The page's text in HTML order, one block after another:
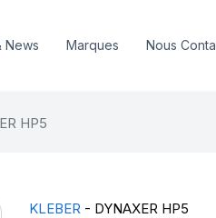
News Marques Nous
HP5
KLEBER - DYNAXER HP5